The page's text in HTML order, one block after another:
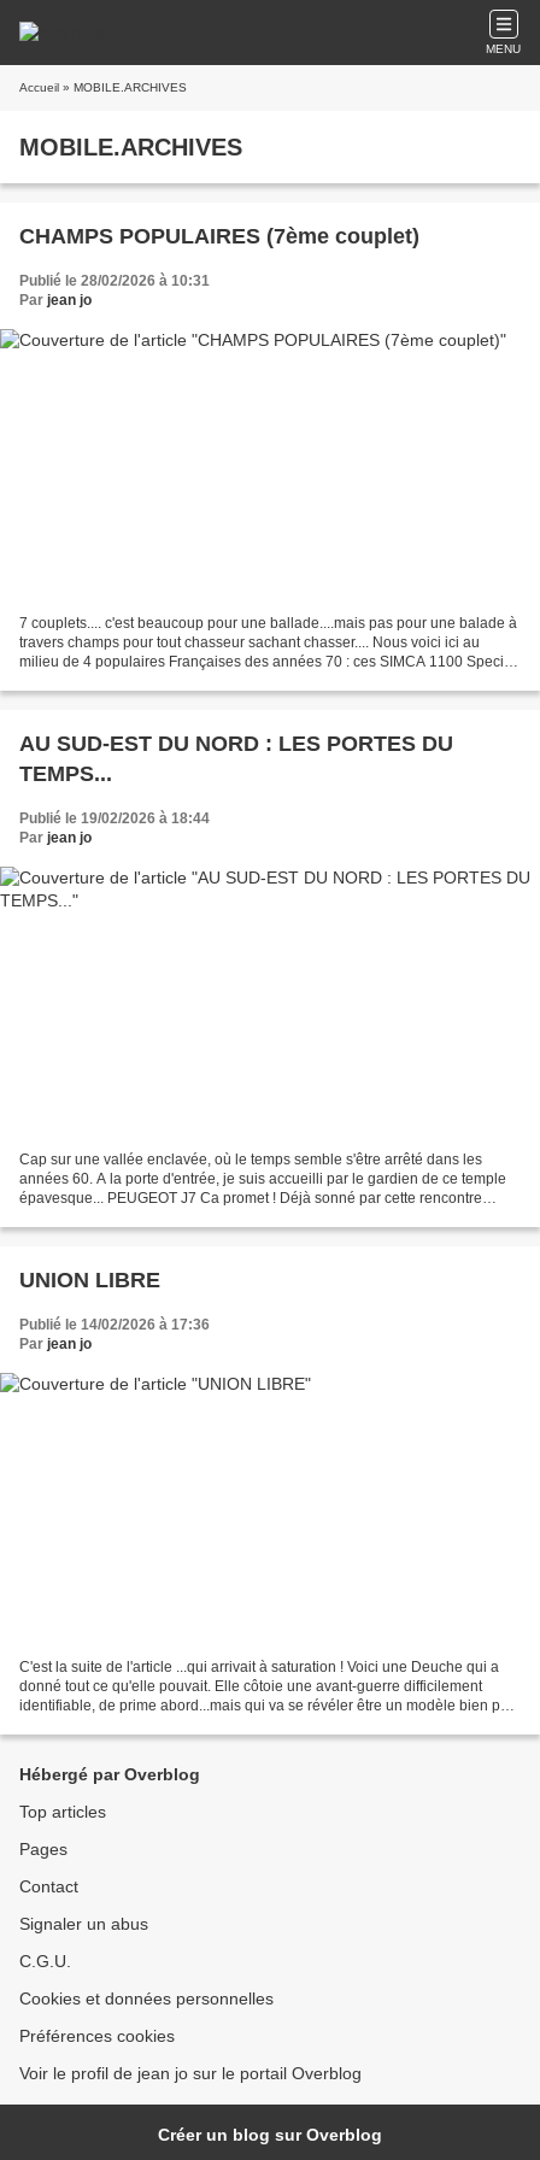
MENU
Accueil » MOBILE.ARCHIVES
MOBILE.ARCHIVES
CHAMPS POPULAIRES (7ème couplet)
Publié le 28/02/2026 à 10:31
Par jean jo
7 couplets.... c'est beaucoup pour une ballade....mais pas pour une balade à
travers champs pour tout chasseur sachant chasser.... Nous voici ici au
milieu de 4 populaires Françaises des années 70 : ces SIMCA 1100 Special,
AU SUD-EST DU NORD : LES PORTES DU
TEMPS...
Publié le 19/02/2026 à 18:44
Par jean jo
Cap sur une vallée enclavée, où le temps semble s'être arrêté dans les
années 60. A la porte d'entrée, je suis accueilli par le gardien de ce temple
épavesque... PEUGEOT J7 Ca promet ! Déjà sonné par cette rencontre
UNION LIBRE
Publié le 14/02/2026 à 17:36
Par jean jo
C'est la suite de l'article ...qui arrivait à saturation ! Voici une Deuche qui a
donné tout ce qu'elle pouvait. Elle côtoie une avant-guerre difficilement
identifiable, de prime abord...mais qui va se révéler être un modèle bien peu
Hébergé par Overblog
Top articles
Pages
Contact
Signaler un abus
C.G.U.
Cookies et données personnelles
Préférences cookies
Voir le profil de jean jo sur le portail Overblog
Créer un blog sur Overblog